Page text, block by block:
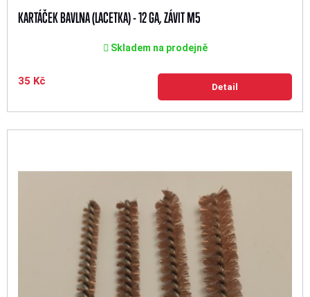
KARTÁČEK BAVLNA (LACETKA) - 12 GA, ZÁVIT M5
Skladem na prodejně
35 Kč Detail